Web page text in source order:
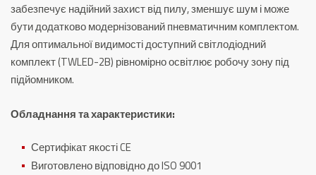
забезпечує надійний захист від пилу, зменшує шум і може
бути додатково модернізований пневматичним комплектом.
Для оптимальної видимості доступний світлодіодний
комплект (TWLED-2B) рівномірно освітлює робочу зону під
підйомником.
Обладнання та характеристики:
Сертифікат якості CE
Виготовлено відповідно до ISO 9001